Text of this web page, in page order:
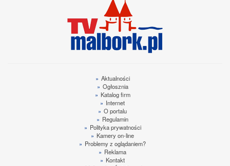
» Aktualności
» Ogłosznia
» Katalog firm
» Internet
» O portalu
» Regulamin
» Polityka prywatności
» Kamery on-line
» Problemy z oglądaniem?
» Reklama
» Kontakt